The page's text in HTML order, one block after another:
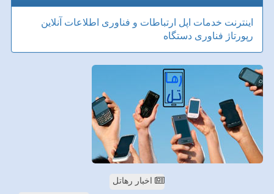
اینترنت خدمات اپل ارتباطات و فناوری اطلاعات آنلاین
رپورتاژ فناوری دستگاه
اخبار رهاتل